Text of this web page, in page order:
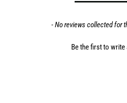
- No reviews collected for
Be the first to write